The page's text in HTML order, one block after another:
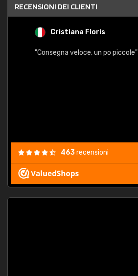
RECENSIONI DEI CLIENTI
Cristiana Floris
"Consegna veloce, un po piccole"
463recensioni